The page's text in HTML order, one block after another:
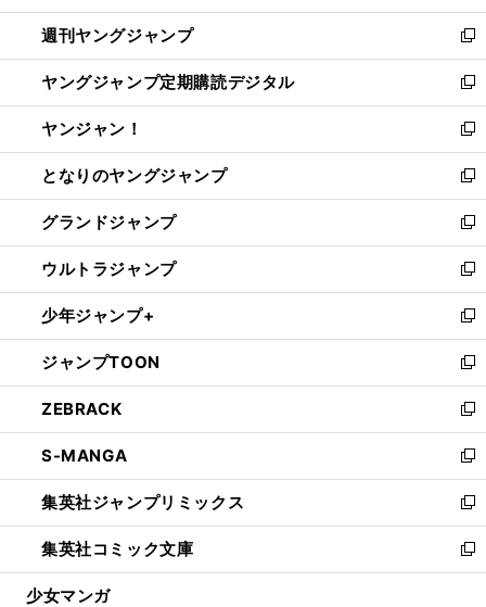
開
く
ウ
で
開
く
ン
ド
ウ
で
開
く
ウ
ィ
ン
ド
ウ
で
開
く
週刊ヤングジャンプ
新
し
い
ウ
ィ
ン
ド
ウ
で
開
く
ヤングジャンプ定期購読デジタル
新
し
い
ウ
ィ
ン
ド
ウ
で
開
く
ヤンジャン！
新
し
い
ウ
ィ
ン
ド
ウ
で
開
く
となりのヤングジャンプ
新
し
い
ウ
ィ
ン
ド
ウ
で
開
く
グランドジャンプ
新
し
い
ウ
ィ
ン
ド
ウ
で
開
く
ウルトラジャンプ
新
し
い
ウ
ィ
ン
ド
ウ
で
開
く
少年ジャンプ+
新
し
い
ウ
ィ
ン
ド
ウ
で
開
く
ジャンプTOON
新
し
い
ウ
ィ
ン
ド
ウ
で
開
ZEBRACK
新
し
い
ウ
ィ
ン
ド
ウ
S-MANGA
新
し
い
ウ
ィ
ン
集英社ジャンプリミックス
新
し
い
ウ
集英社コミック文庫
新
し
少女マンガ